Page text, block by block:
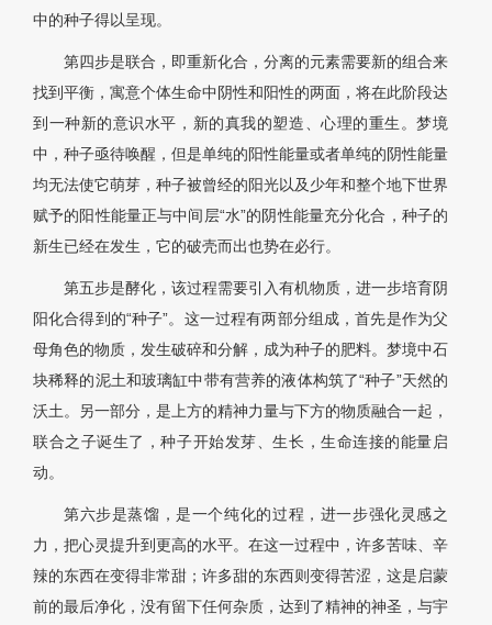
中的种子得以呈现。
第四步是联合，即重新化合，分离的元素需要新的组合来
找到平衡，寓意个体生命中阴性和阳性的两面，将在此阶段达
到一种新的意识水平，新的真我的塑造、心理的重生。梦境
中，种子亟待唤醒，但是单纯的阳性能量或者单纯的阴性能量
均无法使它萌芽，种子被曾经的阳光以及少年和整个地下世界
赋予的阳性能量正与中间层“水”的阴性能量充分化合，种子的
新生已经在发生，它的破壳而出也势在必行。
第五步是酵化，该过程需要引入有机物质，进一步培育阴
阳化合得到的“种子”。这一过程有两部分组成，首先是作为父
母角色的物质，发生破碎和分解，成为种子的肥料。梦境中石
块稀释的泥土和玻璃缸中带有营养的液体构筑了“种子”天然的
沃土。另一部分，是上方的精神力量与下方的物质融合一起，
联合之子诞生了，种子开始发芽、生长，生命连接的能量启
动。
第六步是蒸馏，是一个纯化的过程，进一步强化灵感之
力，把心灵提升到更高的水平。在这一过程中，许多苦味、辛
辣的东西在变得非常甜；许多甜的东西则变得苦涩，这是启蒙
前的最后净化，没有留下任何杂质，达到了精神的神圣，与宇